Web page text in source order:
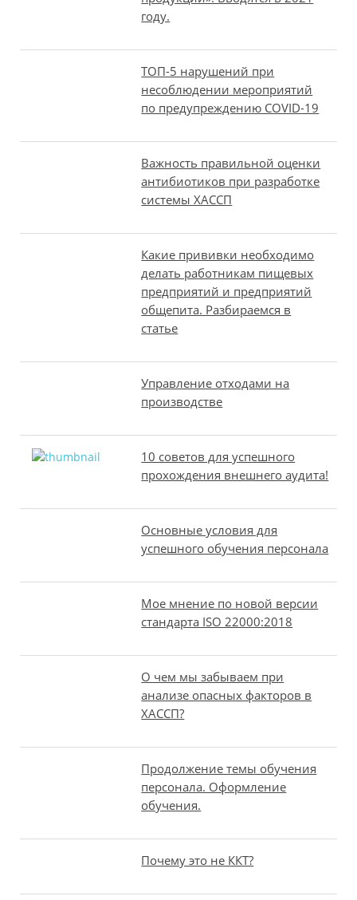
году.
ТОП-5 нарушений при
несоблюдении мероприятий
по предупреждению COVID-19
Важность правильной оценки
антибиотиков при разработке
системы ХАССП
Какие прививки необходимо
делать работникам пищевых
предприятий и предприятий
общепита. Разбираемся в
статье
Управление отходами на
производстве
10 советов для успешного
прохождения внешнего аудита!
Основные условия для
успешного обучения персонала
Мое мнение по новой версии
стандарта ISO 22000:2018
О чем мы забываем при
анализе опасных факторов в
ХАССП?
Продолжение темы обучения
персонала. Оформление
обучения.
Почему это не ККТ?